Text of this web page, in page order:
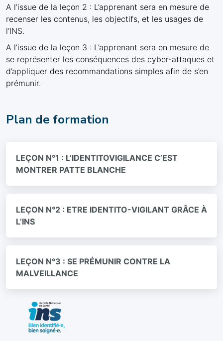
A l’issue de la leçon 2 : L’apprenant sera en mesure de
recenser les contenus, les objectifs, et les usages de
l’INS.
A l’issue de la leçon 3 : L’apprenant sera en mesure de
se représenter les conséquences des cyber-attaques et
d’appliquer des recommandations simples afin de s’en
prémunir.
Plan de formation
LEÇON N°1 : L’IDENTITOVIGILANCE C’EST
MONTRER PATTE BLANCHE
LEÇON N°2 : ETRE IDENTITO-VIGILANT GRÂCE À
L’INS
LEÇON N°3 : SE PRÉMUNIR CONTRE LA
MALVEILLANCE